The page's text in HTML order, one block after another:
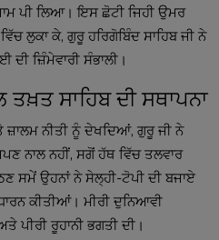
ਪੀ ਲਿਆ। ਇਸ ਛੋਟੀ ਜਿਹੀ ਉਮਰ
ਲੁਕਾ ਕੇ, ਗੁਰੂ ਹਰਿਗੋਬਿੰਦ ਸਾਹਿਬ ਜੀ ਨੇ
ਜ਼ਿੰਮੇਵਾਰੀ ਸੰਭਾਲੀ।
ਸਾਹਿਬ ਦੀ ਸਥਾਪਨਾ
ਨੀਤੀ ਨੂੰ ਦੇਖਦਿਆਂ, ਗੁਰੂ ਜੀ ਨੇ
ਨਾਲ ਨਹੀਂ, ਸਗੋਂ ਹੱਥ ਵਿੱਚ ਤਲਵਾਰ
ਸਮੇਂ ਉਹਨਾਂ ਨੇ ਸੇਲ੍ਹੀ-ਟੋਪੀ ਦੀ ਬਜਾਏ
ਕੀਤੀਆਂ। ਮੀਰੀ ਦੁਨਿਆਵੀ
ਪੀਰੀ ਰੂਹਾਨੀ ਭਗਤੀ ਦੀ।